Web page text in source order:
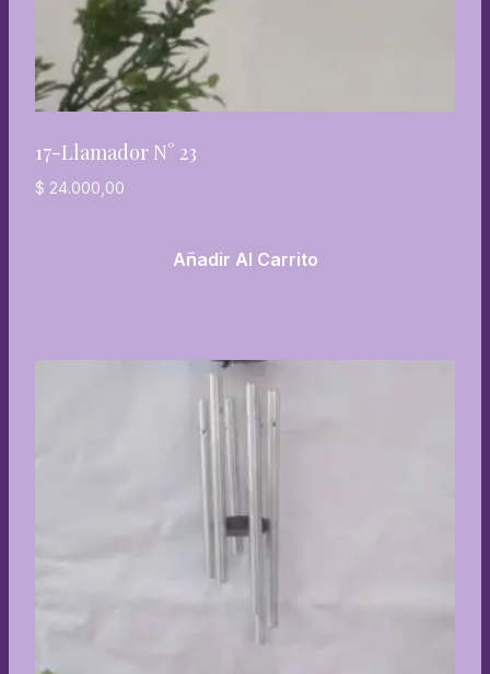
17-Llamador N° 23
$ 24.000,00
Añadir Al Carrito